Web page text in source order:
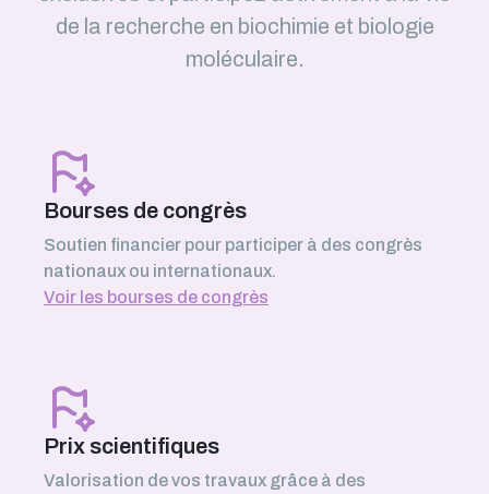
de la recherche en biochimie et biologie
moléculaire.
Bourses de congrès
Soutien financier pour participer à des congrès
nationaux ou internationaux.
Voir les bourses de congrès
Prix scientifiques
Valorisation de vos travaux grâce à des